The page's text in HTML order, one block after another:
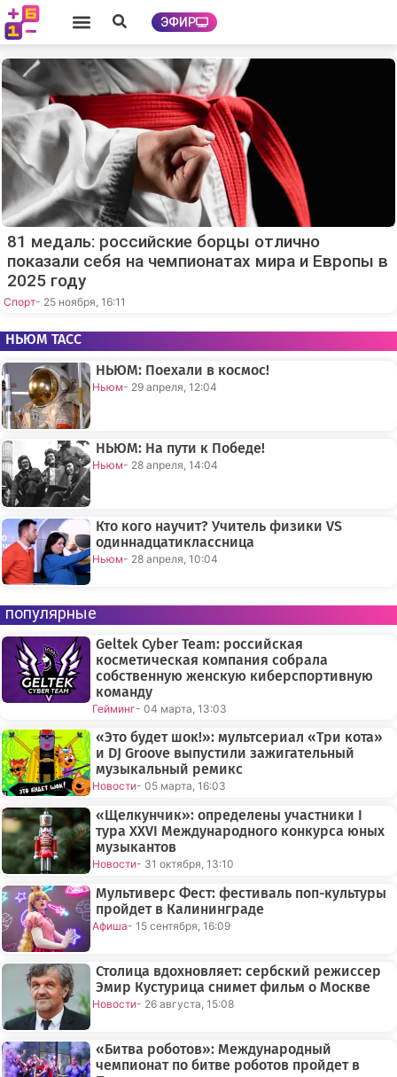
ЭФИР
81 медаль: российские борцы отлично
показали себя на чемпионатах мира и Европы в
2025 году
Спорт- 25 ноября, 16:11
НЬЮМ ТАСС
НЬЮМ: Поехали в космос!
Ньюм- 29 апреля, 12:04
НЬЮМ: На пути к Победе!
Ньюм- 28 апреля, 14:04
Кто кого научит? Учитель физики VS
одиннадцатиклассница
Ньюм- 28 апреля, 10:04
популярные
Geltek Cyber Team: российская
косметическая компания собрала
собственную женскую киберспортивную
команду
Гейминг- 04 марта, 13:03
«Это будет шок!»: мультсериал «Три кота»
и DJ Groove выпустили зажигательный
музыкальный ремикс
Новости- 05 марта, 16:03
«Щелкунчик»: определены участники I
тура XXVI Международного конкурса юных
музыкантов
Новости- 31 октября, 13:10
Мультиверс Фест: фестиваль поп-культуры
пройдет в Калининграде
Афиша- 15 сентября, 16:09
Столица вдохновляет: сербский режиссер
Эмир Кустурица снимет фильм о Москве
Новости- 26 августа, 15:08
«Битва роботов»: Международный
чемпионат по битве роботов пройдет в